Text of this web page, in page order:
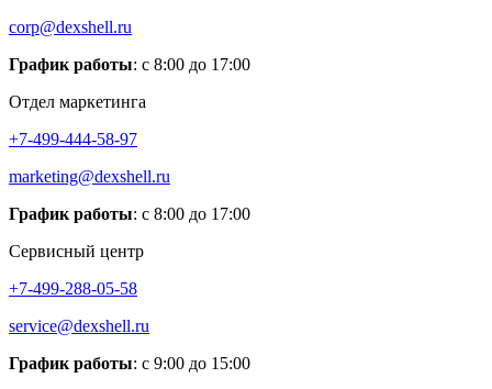
corp@dexshell.ru
График работы: с 8:00 до 17:00
Отдел маркетинга
+7-499-444-58-97
marketing@dexshell.ru
График работы: с 8:00 до 17:00
Сервисный центр
+7-499-288-05-58
service@dexshell.ru
График работы: с 9:00 до 15:00